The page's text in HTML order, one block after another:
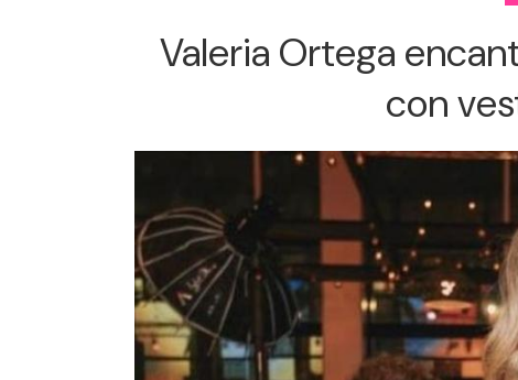
Valeria Ortega
con